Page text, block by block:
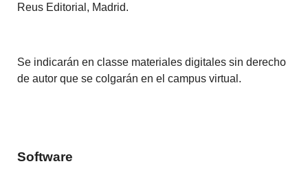
Reus Editorial, Madrid.
Se indicarán en classe materiales digitales sin derecho
de autor que se colgarán en el campus virtual.
Software